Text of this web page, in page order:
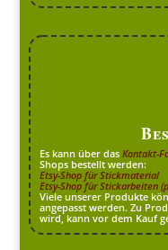
Es kann über dasKontakt-
Shops bestellt werden:
Etsy-Shop für Stickmaterial
Etsy-Shop für Stickarbeiten
Viele unserer Produkte
angepasst werden. Zu
wird, kann vor dem Kauf